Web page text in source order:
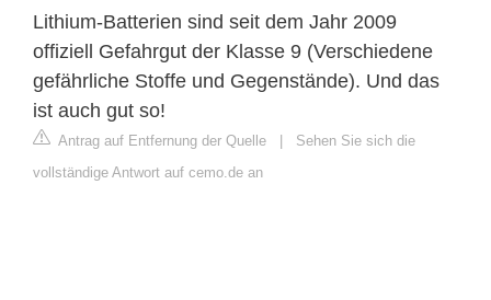
Lithium-Batterien sind seit dem Jahr 2009
offiziell Gefahrgut der Klasse 9 (Verschiedene
gefährliche Stoffe und Gegenstände). Und das
ist auch gut so!
Antrag auf Entfernung der Quelle
Sehen Sie sich die
vollständige Antwort auf cemo.de an